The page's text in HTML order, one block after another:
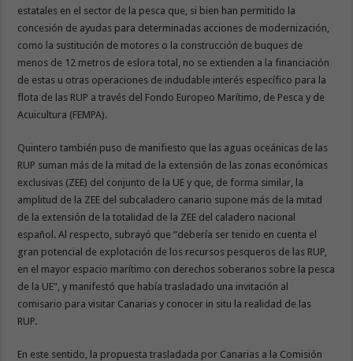
estatales en el sector de la pesca que, si bien han permitido la
concesión de ayudas para determinadas acciones de modernización,
como la sustitución de motores o la construcción de buques de
menos de 12 metros de eslora total, no se extienden a la financiación
de estas u otras operaciones de indudable interés específico para la
flota de las RUP a través del Fondo Europeo Marítimo, de Pesca y de
Acuicultura (FEMPA).
Quintero también puso de manifiesto que las aguas oceánicas de las
RUP suman más de la mitad de la extensión de las zonas económicas
exclusivas (ZEE) del conjunto de la UE y que, de forma similar, la
amplitud de la ZEE del subcaladero canario supone más de la mitad
de la extensión de la totalidad de la ZEE del caladero nacional
español. Al respecto, subrayó que “debería ser tenido en cuenta el
gran potencial de explotación de los recursos pesqueros de las RUP,
en el mayor espacio marítimo con derechos soberanos sobre la pesca
de la UE”, y manifestó que había trasladado una invitación al
comisario para visitar Canarias y conocer in situ la realidad de las
RUP.
En este sentido, la propuesta trasladada por Canarias a la Comisión